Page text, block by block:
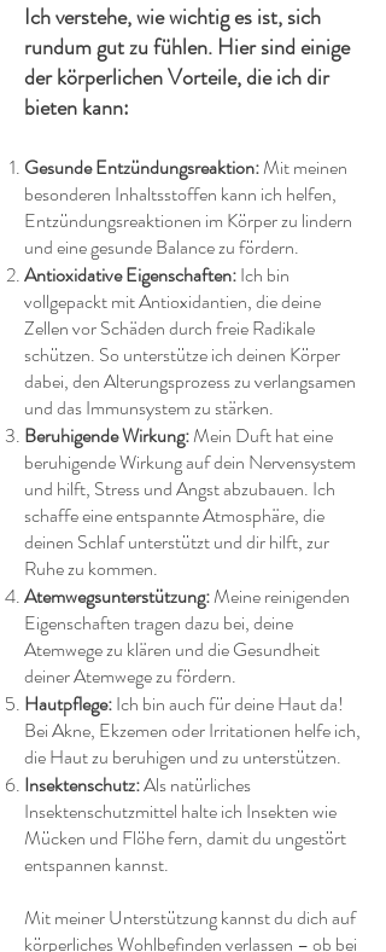
Ich verstehe, wie wichtig es ist, sich
rundum gut zu fühlen. Hier sind einige
der körperlichen Vorteile, die ich dir
bieten kann:
Gesunde Entzündungsreaktion:Mit meinen
besonderen Inhaltsstoffen kann ich helfen,
Entzündungsreaktionen im Körper zu lindern
und eine gesunde Balance zu fördern.
Antioxidative Eigenschaften:Ich bin
vollgepackt mit Antioxidantien, die deine
Zellen vor Schäden durch freie Radikale
schützen. So unterstütze ich deinen Körper
dabei, den Alterungsprozess zu verlangsamen
und das Immunsystem zu stärken.
Beruhigende Wirkung:Mein Duft hat eine
beruhigende Wirkung auf dein Nervensystem
und hilft, Stress und Angst abzubauen. Ich
schaffe eine entspannte Atmosphäre, die
deinen Schlaf unterstützt und dir hilft, zur
Ruhe zu kommen.
Atemwegsunterstützung:Meine reinigenden
Eigenschaften tragen dazu bei, deine
Atemwege zu klären und die Gesundheit
deiner Atemwege zu fördern.
Hautpflege:Ich bin auch für deine Haut da!
Bei Akne, Ekzemen oder Irritationen helfe ich,
die Haut zu beruhigen und zu unterstützen.
Insektenschutz:Als natürliches
Insektenschutzmittel halte ich Insekten wie
Mücken und Flöhe fern, damit du ungestört
entspannen kannst.
Mit meiner Unterstützung kannst du dich auf
körperliches Wohlbefinden verlassen – ob bei